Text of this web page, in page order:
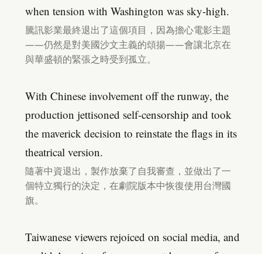
when tension with Washington was sky-high.
騰訊影業最終退出了這個項目，因為擔心電影主題
——仍然是對美國沙文主義的頌揚——會讓北京在
與華盛頓的緊張之時受到孤立。
With Chinese involvement off the runway, the
production jettisoned self-censorship and took
the maverick decision to reinstate the flags in its
theatrical version.
隨著中資退出，製作放棄了自我審查，並做出了一
個特立獨行的決定，在劇院版本中恢復使用台灣國
旗。
Taiwanese viewers rejoiced on social media, and